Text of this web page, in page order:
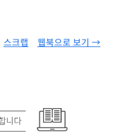
웹북으로 보기 →
스크랩